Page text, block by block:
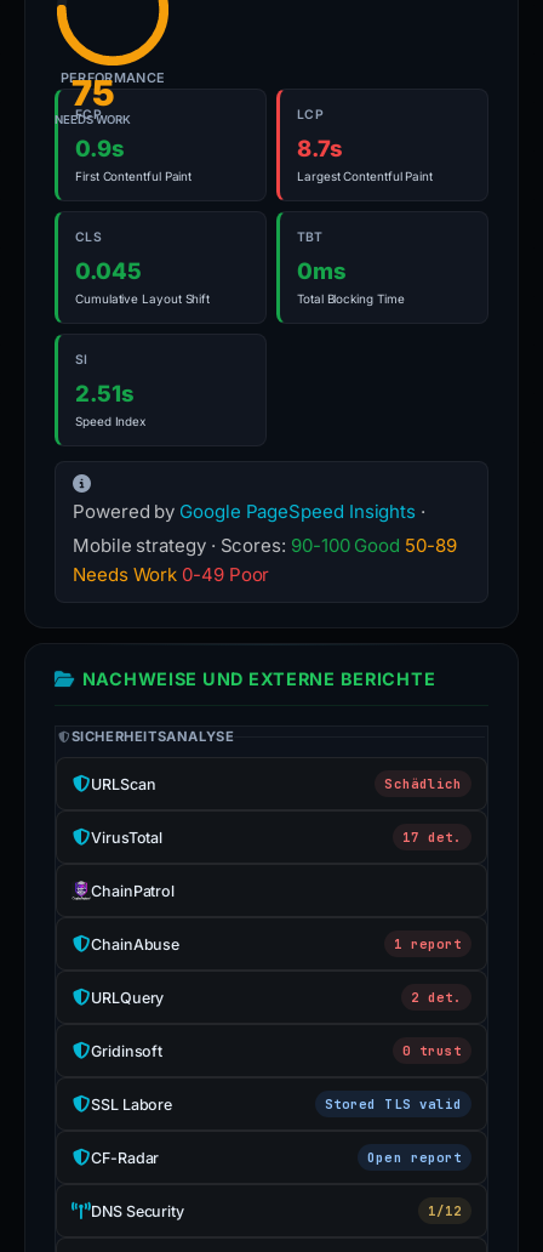
75
NEEDS WORK
PERFORMANCE
FCP
0.9s
First Contentful Paint
LCP
8.7s
Largest Contentful Paint
CLS
0.045
Cumulative Layout Shift
TBT
0ms
Total Blocking Time
SI
2.51s
Speed Index
Powered by Google PageSpeed Insights ·
Mobile strategy · Scores: 90-100 Good 50-89
Needs Work 0-49 Poor
NACHWEISE UND EXTERNE BERICHTE
SICHERHEITSANALYSE
URLScan Schädlich
VirusTotal 17 det.
ChainPatrol
ChainAbuse 1 report
URLQuery 2 det.
Gridinsoft 0 trust
SSL Labore Stored TLS valid
CF-Radar Open report
DNS Security 1/12